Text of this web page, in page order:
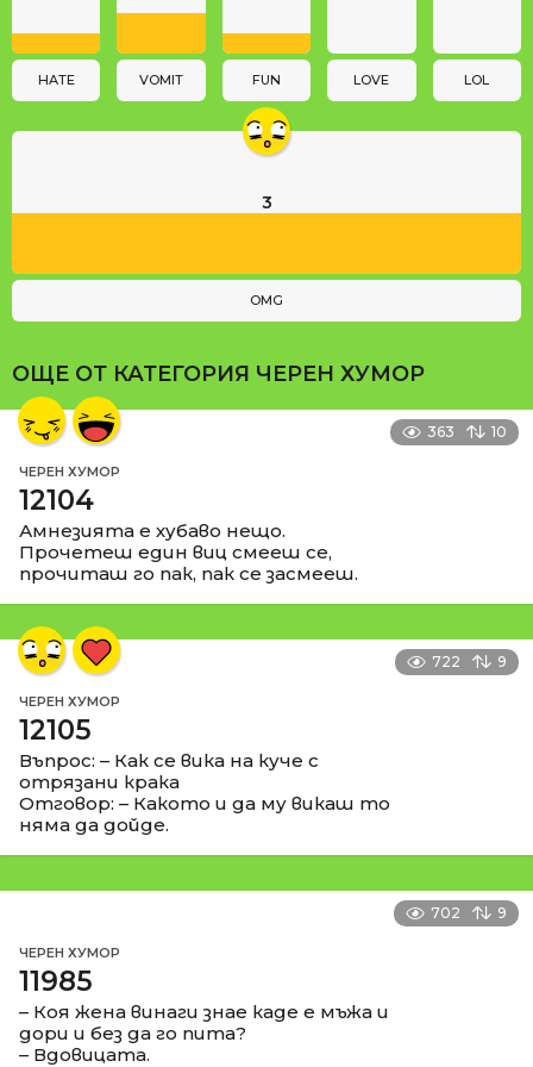
o
HATE VOMIT FUN LOVE LOL
3
OMG
ОЩЕ ОТ КАТЕГОРИЯ ЧЕРЕН ХУМОР
363 10
ЧЕРЕН ХУМОР
12104
Амнезията е хубаво нещо.
Прочетеш един виц смееш се,
прочиташ го пак, пак се засмееш.
722 9
ЧЕРЕН ХУМОР
12105
Въпрос: – Как се вика на куче с
отрязани крака
Отговор: – Какото и да му викаш то
няма да дойде.
702 9
ЧЕРЕН ХУМОР
11985
– Коя жена винаги знае каде е мъжа и
дори и без да го пита?
– Вдовицата.